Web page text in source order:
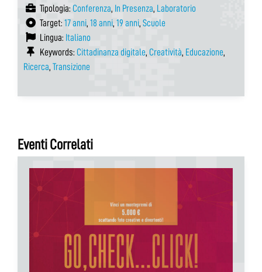
Tipologia: Conferenza, In Presenza, Laboratorio
Target: 17 anni, 18 anni, 19 anni, Scuole
Lingua: Italiano
Keywords: Cittadinanza digitale, Creatività, Educazione,
Ricerca, Transizione
Eventi Correlati